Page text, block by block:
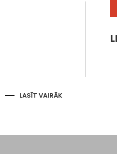
LASĪT VAIRĀK